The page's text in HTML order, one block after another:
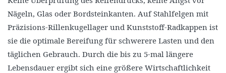
Nägeln, Glas oder Bordsteinkanten. Auf Stahlfelgen mit
Präzisions-Rillenkugellager und Kunststoff-Radkappen ist
sie die optimale Bereifung für schwerere Lasten und den
täglichen Gebrauch. Durch die bis zu 5-mal längere
Lebensdauer ergibt sich eine größere Wirtschaftlichkeit